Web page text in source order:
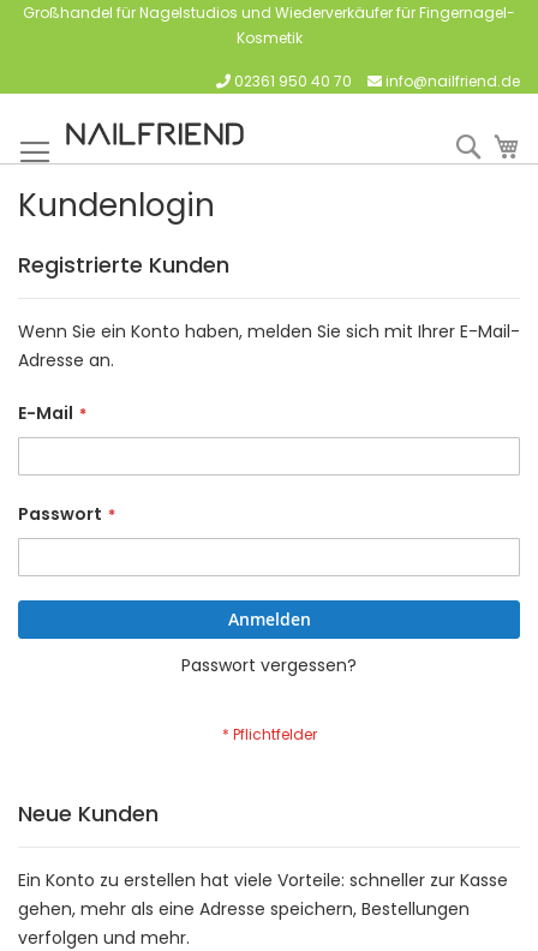
Großhandel für Nagelstudios und Wiederverkäufer für Fingernagel-
Kosmetik
02361 950 40 70 info@nailfriend.de
Kundenlogin
Registrierte Kunden
Wenn Sie ein Konto haben, melden Sie sich mit Ihrer E-Mail-
Adresse an.
E-Mail
Passwort
Anmelden
Passwort vergessen?
Neue Kunden
Ein Konto zu erstellen hat viele Vorteile: schneller zur Kasse
gehen, mehr als eine Adresse speichern, Bestellungen
verfolgen und mehr.